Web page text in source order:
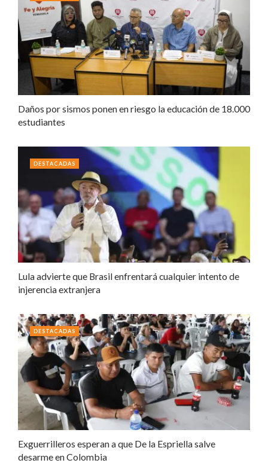
Daños por sismos ponen en riesgo la educación de 18.000
estudiantes
Lula advierte que Brasil enfrentará cualquier intento de
injerencia extranjera
DESTACADAS
Exguerrilleros esperan a que De la Espriella salve
desarme en Colombia
DESTACADAS